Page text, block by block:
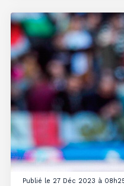
Publié le 27 Déc 2023 à